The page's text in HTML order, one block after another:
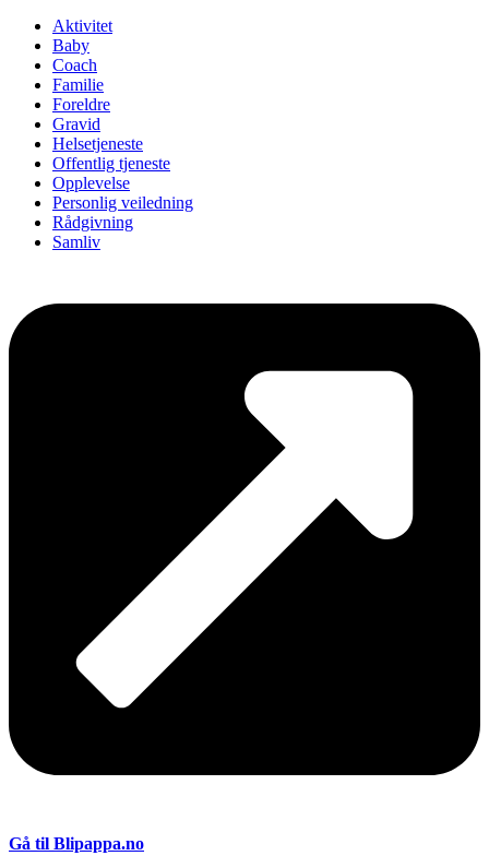
Aktivitet
Baby
Coach
Familie
Foreldre
Gravid
Helsetjeneste
Offentlig tjeneste
Opplevelse
Personlig veiledning
Rådgivning
Samliv
Gå til Blipappa.no